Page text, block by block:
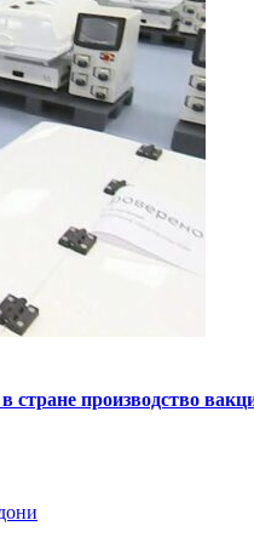
стране производство